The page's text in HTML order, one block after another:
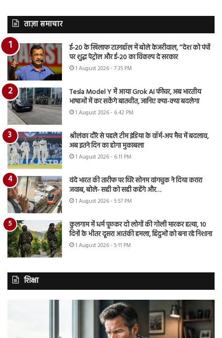
ताज़ा समाचार
ई-20 के खिलाफ टाउनहॉल में बोले केजरीवाल, ‘‘देश को पंपों
पर शुद्ध पेट्रोल और ई-20 का विकल्प दे सरकार
1 August 2026 - 7:35 PM
Tesla Model Y में आया Grok AI फीचर, अब भारतीय
भाषाओं में कर सकेंगे बातचीत, जानिए क्या-क्या बदलेगा
1 August 2026 - 6:42 PM
श्रीलंका दौरे से पहले टीम इंडिया के वॉर्म-अप मैच में बदलाव,
अब इतने दिन का होगा मुकाबला
1 August 2026 - 6:11 PM
वंदे भारत की तारीफ पर घिरे सोनम वांगचुक ने दिया करारा
जवाब, बोले- सही को सही कहेंगे और…
1 August 2026 - 5:57 PM
कुलगाम में धर्म पूछकर दो लोगों की गोली मारकर हत्या, 10
दिनों के भीतर दूसरा आतंकी हमला, हिंदुओं को बना रहे निशाना
1 August 2026 - 5:11 PM
शिक्षा